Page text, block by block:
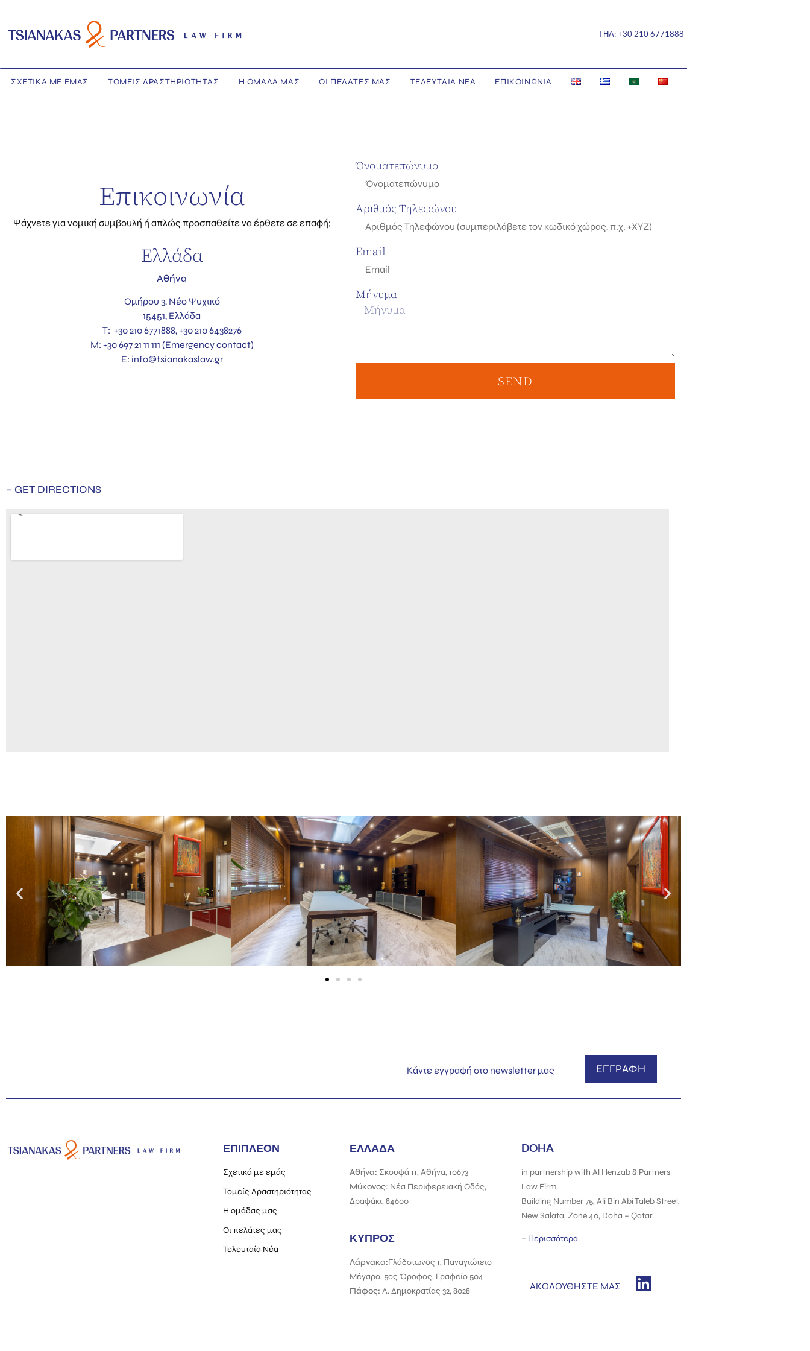
ΤΗΛ:+30 210 6771888
ΣΧΕΤΙΚΑ ΜΕ ΕΜΑΣ ΤΟΜΕΙΣ ΔΡΑΣΤΗΡΙΟΤΗΤΑΣ Η ΟΜΑΔΑ ΜΑΣ ΟΙ ΠΕΛΑΤΕΣ ΜΑΣ ΤΕΛΕΥΤΑΙΑ ΝΕΑ ΕΠΙΚΟΙΝΩΝΙΑ
Επικοινωνία
Ψάχνετε για νομική συμβουλή ή απλώς προσπαθείτε να έρθετε σε επαφή;
Ελλάδα
Αθήνα
Ομήρου 3, Νέο Ψυχικό
15451, Ελλάδα
T: +30 210 6771888, +30 210 6438276
M: +30 697 21 11 111 (Emergency contact)
E: info@tsianakaslaw.gr
Όνοματεπώνυμο
Αριθμός Τηλεφώνου
Email
Μήνυμα
SEND
– GET DIRECTIONS
Κάντε εγγραφή στο newsletter μας ΕΓΓΡΑΦΗ
ΕΠΙΠΛΕΌΝ
Σχετικά με εμάς
Τομείς Δραστηριότητας
Η ομάδας μας
Οι πελάτες μας
Τελευταία Νέα
ΕΛΛΑΔΑ
Αθήνα: Σκουφά 11, Αθήνα, 10673
Μύκονος: Νέα Περιφερειακή Οδός,
Δραφάκι, 84600
ΚΥΠΡΟΣ
Λάρνακα:Γλάδστωνος 1, Παναγιώτειο
Μέγαρο, 5ος Όροφος, Γραφείο 504
Πάφος: Λ. Δημοκρατίας 32, 8028
DOHA
in partnershipwith Al Henzab & Partners
Law Firm
Building Number 75, Ali Bin Abi Taleb Street,
New Salata, Zone 40, Doha – Qatar
– Περισσότερα
ΑΚΟΛΟΥΘΗΣΤΕ ΜΑΣ